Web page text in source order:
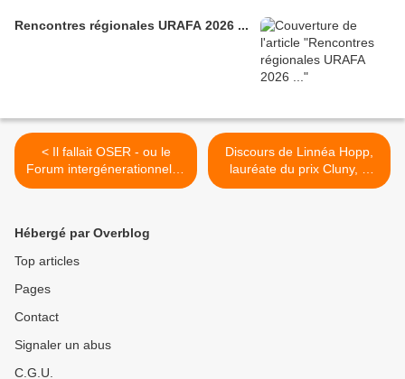
Rencontres régionales URAFA 2026 ...
< Il fallait OSER - ou le
Forum intergénerationnel et
le 62e Congrès de la FAFA
Discours de Linnéa Hopp,
lauréate du prix Cluny, à
l'occasion de la remise des
Hébergé par Overblog
Top articles
Pages
Contact
Signaler un abus
C.G.U.